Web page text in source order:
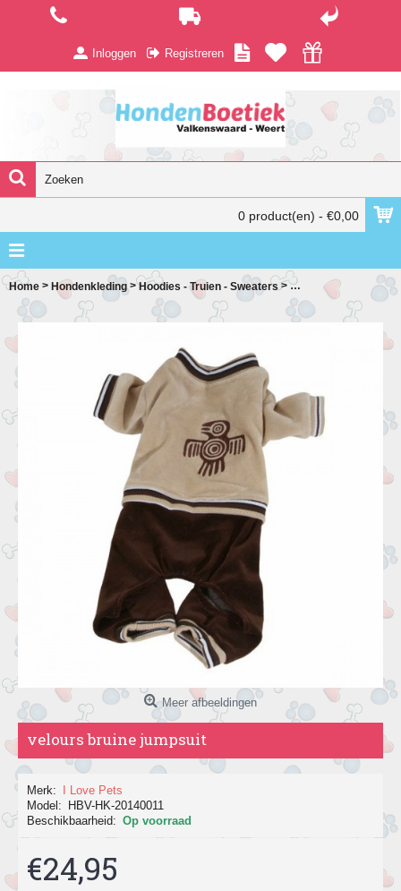
Inloggen Registreren
0 product(en) - €0,00
Home > Hondenkleding >Hoodies - Truien - Sweaters >velours bruine
Meer afbeeldingen
velours bruine jumpsuit
Merk:
I Love Pets
Model:
HBV-HK-20140011
Beschikbaarheid: Op voorraad
€24,95